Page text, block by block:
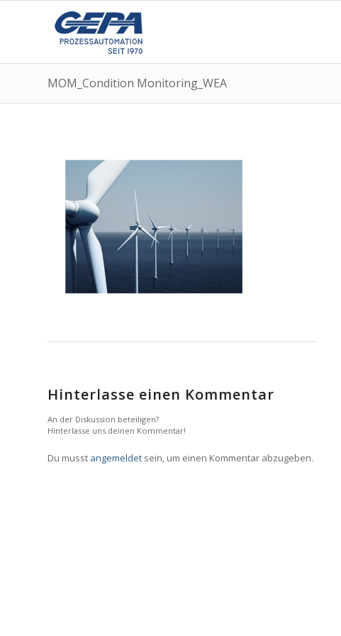
MOM_Condition Monitoring_WEA
Hinterlasse einen Kommentar
An der Diskussion beteiligen?
Hinterlasse uns deinen Kommentar!
Du musst angemeldet sein, um einen Kommentar abzugeben.